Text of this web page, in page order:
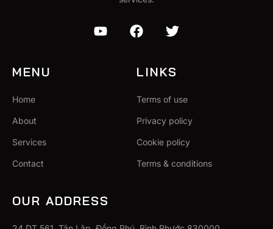
MENU
Home
About
Services
Contact
LINKS
Terms of use
Privacy policy
Cookie policy
Terms & conditions
OUR ADDRESS